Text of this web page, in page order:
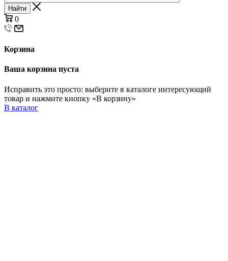
Найти
0
Корзина
Ваша корзина пуста
Исправить это просто: выберите в каталоге интересующий
товар и нажмите кнопку «В корзину»
В каталог